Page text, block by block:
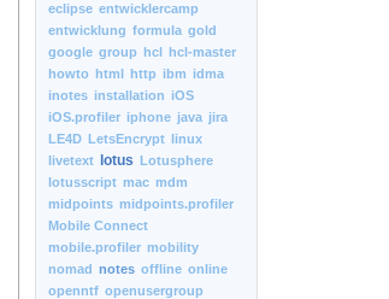
eclipse entwicklercamp
entwicklung formula gold
google group hcl hcl-master
howto html http ibm idma
inotes installation iOS
iOS.profiler iphone java jira
LE4D LetsEncrypt linux
livetext
lotus Lotusphere
lotusscript mac mdm
midpoints midpoints.profiler
Mobile Connect
mobile.profiler mobility
nomad notes offline online
openntf openusergroup